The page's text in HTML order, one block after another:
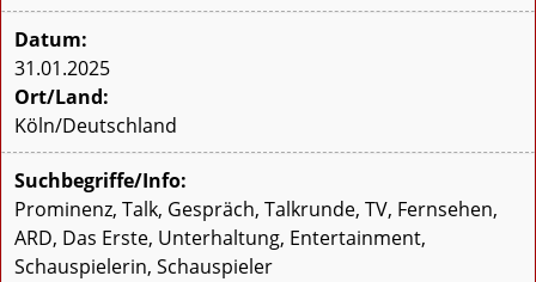
Datum:
31.01.2025
Ort/Land:
Köln/Deutschland
Suchbegriffe/Info:
Prominenz, Talk, Gespräch, Talkrunde, TV, Fernsehen,
ARD, Das Erste, Unterhaltung, Entertainment,
Schauspielerin, Schauspieler